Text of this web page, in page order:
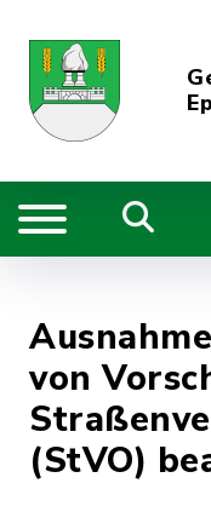
von
(StVO)